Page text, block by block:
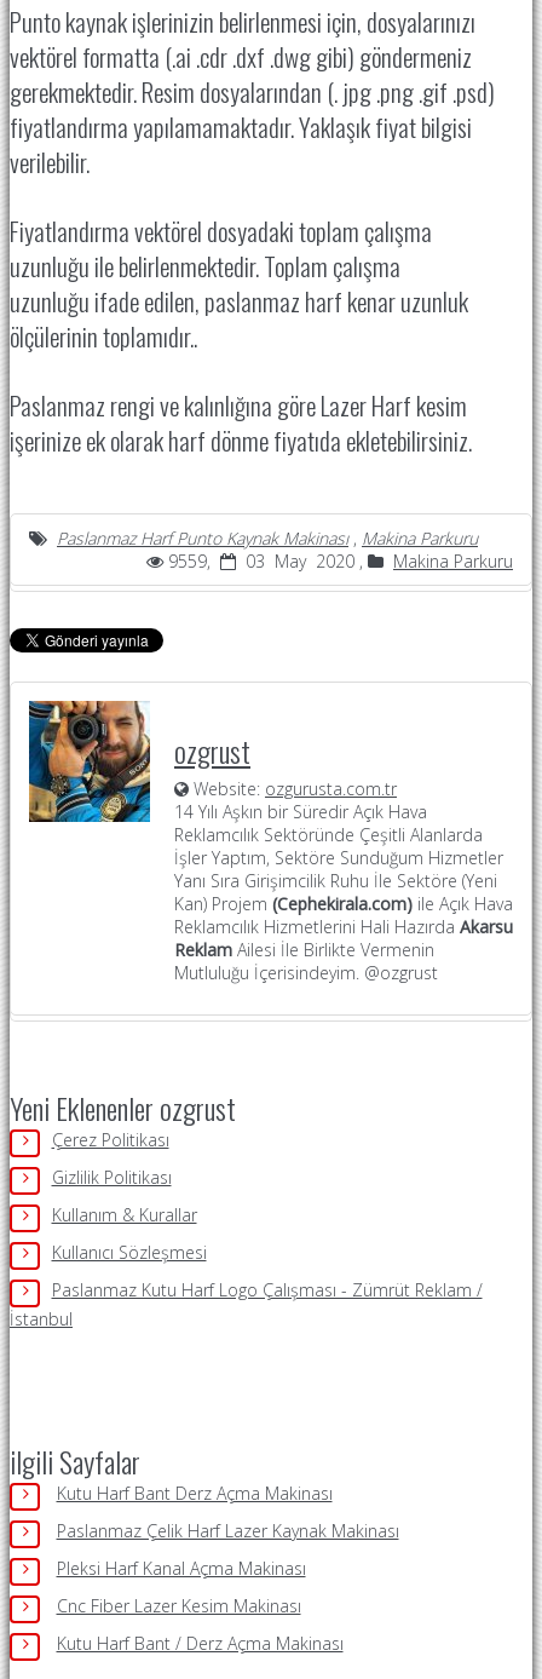
Punto kaynak işlerinizin belirlenmesi için, dosyalarınızı
vektörel formatta (.ai .cdr .dxf .dwg gibi) göndermeniz
gerekmektedir. Resim dosyalarından (. jpg .png .gif .psd)
fiyatlandırma yapılamamaktadır. Yaklaşık fiyat bilgisi
verilebilir.
Fiyatlandırma vektörel dosyadaki toplam çalışma
uzunluğu ile belirlenmektedir. Toplam çalışma
uzunluğu ifade edilen, paslanmaz harf kenar uzunluk
ölçülerinin toplamıdır..
Paslanmaz rengi ve kalınlığına göre Lazer Harf kesim
işerinize ek olarak harf dönme fiyatıda ekletebilirsiniz.
Paslanmaz Harf Punto Kaynak Makinası, Makina Parkuru
9559,
03 May 2020 , Makina Parkuru
ozgrust
Website: ozgurusta.com.tr
14 Yılı Aşkın bir Süredir Açık Hava
Reklamcılık Sektöründe Çeşitli Alanlarda
İşler Yaptım, Sektöre Sunduğum Hizmetler
Yanı Sıra Girişimcilik Ruhu İle Sektöre (Yeni
Kan) Projem (Cephekirala.com) ile Açık Hava
Reklamcılık Hizmetlerini Hali Hazırda Akarsu
Reklam Ailesi İle Birlikte Vermenin
Mutluluğu İçerisindeyim. @ozgrust
Yeni Eklenenler ozgrust
Çerez Politikası
Gizlilik Politikası
Kullanım & Kurallar
Kullanıcı Sözleşmesi
Paslanmaz Kutu Harf Logo Çalışması - Zümrüt Reklam /
İstanbul
ilgili Sayfalar
Kutu Harf Bant Derz Açma Makinası
Paslanmaz Çelik Harf Lazer Kaynak Makinası
Pleksi Harf Kanal Açma Makinası
Cnc Fiber Lazer Kesim Makinası
Kutu Harf Bant / Derz Açma Makinası